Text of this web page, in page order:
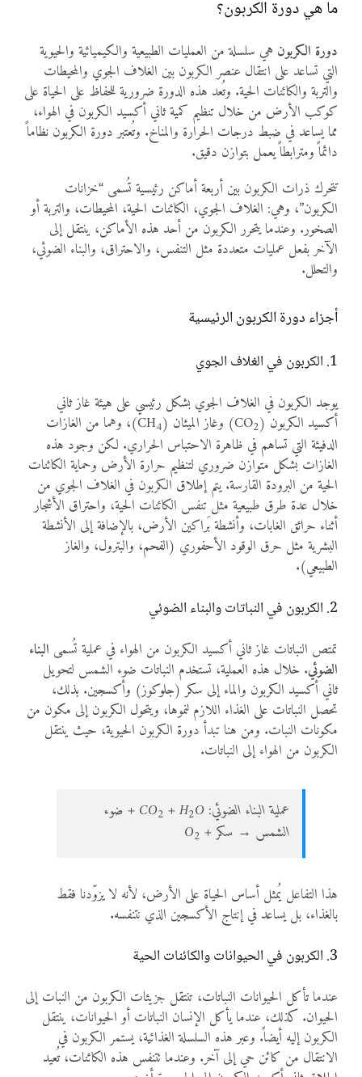
ما هي دورة الكربون؟
دورة الكربون هي سلسلة من العمليات الطبيعية والكيميائية والحيوية
التي تساعد على انتقال عنصر الكربون بين الغلاف الجوي والمحيطات
والتربة والكائنات الحية. وتُعد هذه الدورة ضرورية للحفاظ على الحياة على
كوكب الأرض من خلال تنظيم كمية ثاني أكسيد الكربون في الهواء،
مما يساعد في ضبط درجات الحرارة والمناخ. وتُعتبر دورة الكربون نظاماً
دائماً ومترابطاً يعمل بتوازن دقيق.
تتحرك ذرات الكربون بين أربعة أماكن رئيسية تُسمى “خزانات
الكربون”، وهي: الغلاف الجوي، الكائنات الحية، المحيطات، والتربة أو
الصخور. وعندما يتحرر الكربون من أحد هذه الأماكن، ينتقل إلى
الآخر بفعل عمليات متعددة مثل التنفس، والاحتراق، والبناء الضوئي،
والتحلل.
أجزاء دورة الكربون الرئيسية
1. الكربون في الغلاف الجوي
يوجد الكربون في الغلاف الجوي بشكل رئيسي على هيئة غاز ثاني
أكسيد الكربون (CO2 ) وغاز الميثان (CH4
)، وهما من الغازات
الدفيئة التي تساهم في ظاهرة الاحتباس الحراري. لكن وجود هذه
الغازات بشكل متوازن ضروري لتنظيم حرارة الأرض وحماية الكائنات
الحية من البرودة القارسة. يتم إطلاق الكربون في الغلاف الجوي من
خلال عدة طرق طبيعية مثل تنفس الكائنات الحية، واحتراق الأشجار
أثناء حرائق الغابات، وأنشطة بَراكين الأرض، بالإضافة إلى الأنشطة
البشرية مثل حرق الوقود الأحفوري (الفحم، والبترول، والغاز
الطبيعي).
2. الكربون في النباتات والبناء الضوئي
تمتص النباتات غاز ثاني أكسيد الكربون من الهواء في عملية تُسمى البناء
الضوئي. خلال هذه العملية، تستخدم النباتات ضوء الشمس لتحويل
ثاني أكسيد الكربون والماء إلى سكر (جلوكوز) وأكسجين. بذلك،
تحصل النباتات على الغذاء اللازم لنموها، ويتحول الكربون إلى مكون من
مكونات النبات. ومن هنا تبدأ دورة الكربون الحيوية، حيث ينتقل
الكربون من الهواء إلى النباتات.
عملية البناء الضوئي: CO 2 + H2
O + ضوء
الشمس → سكر + O 2
هذا التفاعل يُمثل أساس الحياة على الأرض، لأنه لا يزوّدنا فقط
بالغذاء، بل يساعد في إنتاج الأكسجين الذي نتنفسه.
3. الكربون في الحيوانات والكائنات الحية
عندما تأكل الحيوانات النباتات، تنتقل جزيئات الكربون من النبات إلى
الحيوان. كذلك، عندما يأكل الإنسان النباتات أو الحيوانات، ينتقل
الكربون إليه أيضاً. وعبر هذه السلسلة الغذائية، يستمر الكربون في
الانتقال من كائن حي إلى آخر. وعندما تتنفس هذه الكائنات، تُعيد